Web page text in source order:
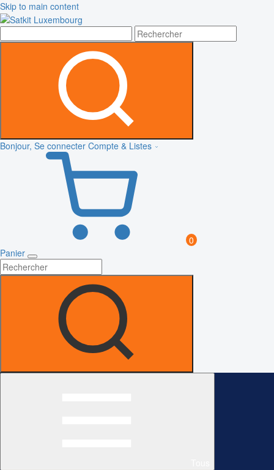
Skip to main content
Bonjour, Se connecter Compte & Listes
0
Panier